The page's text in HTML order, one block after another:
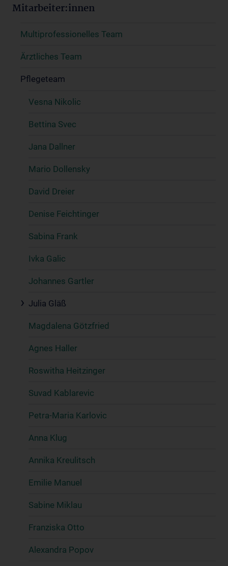
Mitarbeiter:innen
Multiprofessionelles Team
Ärztliches Team
Pflegeteam
Vesna Nikolic
Bettina Svec
Jana Dallner
Mario Dollensky
David Dreier
Denise Feichtinger
Sabina Frank
Ivka Galic
Johannes Gartler
Julia Gläß
Magdalena Götzfried
Agnes Haller
Roswitha Heitzinger
Suvad Kablarevic
Petra-Maria Karlovic
Anna Klug
Annika Kreulitsch
Emilie Manuel
Sabine Miklau
Franziska Otto
Alexandra Popov